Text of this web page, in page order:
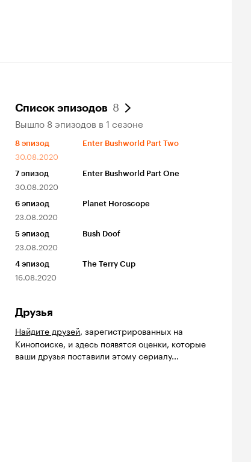
Список эпизодов 8
Вышло 8 эпизодов в 1 сезоне
8 эпизод
30.08.2020
Enter Bushworld Part Two
7 эпизод
30.08.2020
Enter Bushworld Part One
6 эпизод
23.08.2020
Planet Horoscope
5 эпизод
23.08.2020
Bush Doof
4 эпизод
16.08.2020
The Terry Cup
Друзья
Найдите друзей, зарегистрированных на
Кинопоиске, и здесь появятся оценки, которые
ваши друзья поставили этому сериалу...